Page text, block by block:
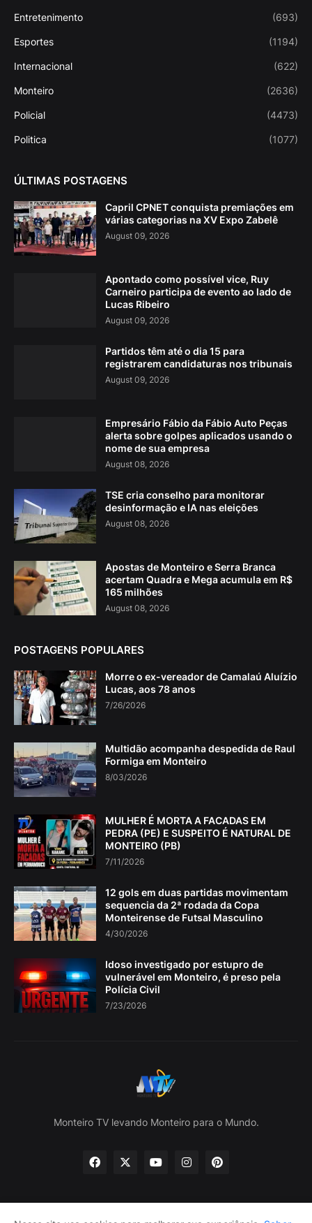
Entretenimento (693)
Esportes (1194)
Internacional (622)
Monteiro (2636)
Policial (4473)
Politica (1077)
ÚLTIMAS POSTAGENS
Capril CPNET conquista premiações em
várias categorias na XV Expo Zabelê
August 09, 2026
Apontado como possível vice, Ruy
Carneiro participa de evento ao lado de
Lucas Ribeiro
August 09, 2026
Partidos têm até o dia 15 para
registrarem candidaturas nos tribunais
August 09, 2026
Empresário Fábio da Fábio Auto Peças
alerta sobre golpes aplicados usando o
nome de sua empresa
August 08, 2026
TSE cria conselho para monitorar
desinformação e IA nas eleições
August 08, 2026
Apostas de Monteiro e Serra Branca
acertam Quadra e Mega acumula em R$
165 milhões
August 08, 2026
POSTAGENS POPULARES
Morre o ex-vereador de Camalaú Aluízio
Lucas, aos 78 anos
7/26/2026
Multidão acompanha despedida de Raul
Formiga em Monteiro
8/03/2026
MULHER É MORTA A FACADAS EM
PEDRA (PE) E SUSPEITO É NATURAL DE
MONTEIRO (PB)
7/11/2026
12 gols em duas partidas movimentam
sequencia da 2ª rodada da Copa
Monteirense de Futsal Masculino
4/30/2026
Idoso investigado por estupro de
vulnerável em Monteiro, é preso pela
Polícia Civil
7/23/2026
Monteiro TV levando Monteiro para o Mundo.